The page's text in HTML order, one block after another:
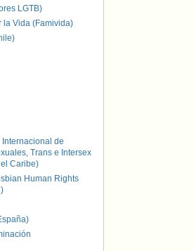
LGTB)
la Vida (Famivida)
Internacional de
Trans e Intersex
Caribe)
Human Rights